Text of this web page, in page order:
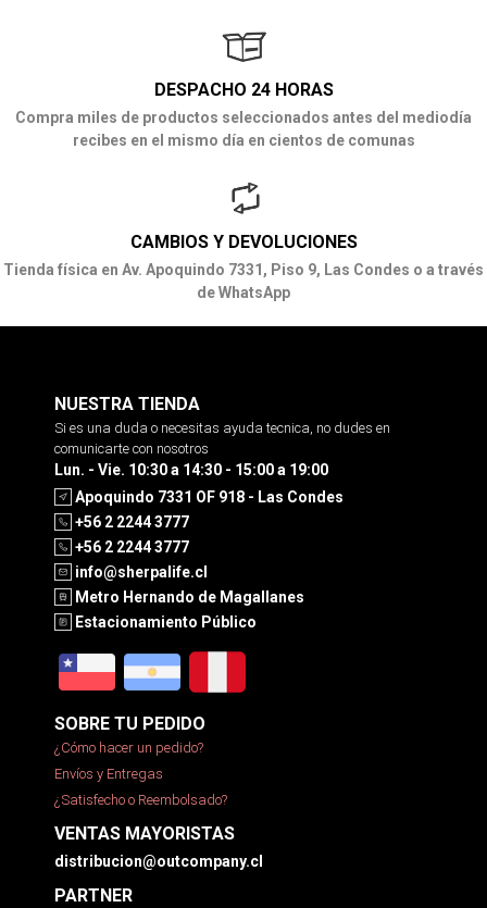
DESPACHO 24 HORAS
Compra miles de productos seleccionados antes del mediodía
recibes en el mismo día en cientos de comunas
CAMBIOS Y DEVOLUCIONES
Tienda física en Av. Apoquindo 7331, Piso 9, Las Condes o a través
de WhatsApp
NUESTRA TIENDA
Si es una duda o necesitas ayuda tecnica, no dudes en
comunicarte con nosotros
Lun. - Vie. 10:30 a 14:30 - 15:00 a 19:00
Apoquindo 7331 OF 918 - Las Condes
+56 2 2244 3777
+56 2 2244 3777
info@sherpalife.cl
Metro Hernando de Magallanes
Estacionamiento Público
SOBRE TU PEDIDO
¿Cómo hacer un pedido?
Envíos y Entregas
¿Satisfecho o Reembolsado?
VENTAS MAYORISTAS
distribucion@outcompany.cl
PARTNER